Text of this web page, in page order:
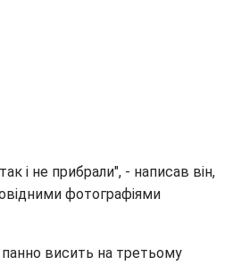
і не прибрали", - написав він,
фотографіями
висить на третьому